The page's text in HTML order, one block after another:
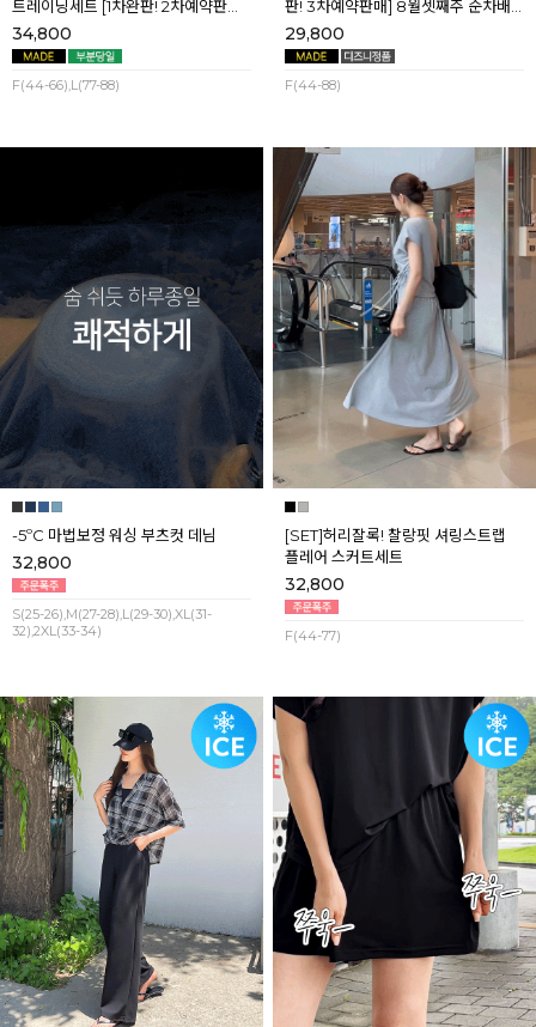
트레이닝세트 [1차완판! 2차예약판매]
[블랙L] 8월셋째주 순차배송
34,800
F(44-66),L(77-88)
판! 3차예약판매] 8월셋째주 순차배
송
29,800
F(44-88)
-5ºC 마법보정 워싱 부츠컷 데님
32,800
S(25-26),M(27-28),L(29-30),XL(31-
32),2XL(33-34)
[SET]허리잘록! 찰랑핏 셔링스트랩
플레어 스커트세트
32,800
F(44-77)